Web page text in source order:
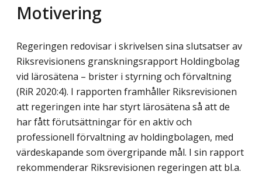
Motivering
Regeringen redovisar i skrivelsen sina slutsatser av
Riksrevisionens granskningsrapport Holdingbolag
vid lärosätena – brister i styrning och förvaltning
(RiR 2020:4). I rapport­en framhåller Riksrevisionen
att regeringen inte har styrt lärosätena så att de
har fått förutsättningar för en aktiv och
professionell förvaltning av holdingbolagen, med
värde­skapande som övergripande mål. I sin rapport
rekommenderar Riksrevisionen regering­en att bl.a.